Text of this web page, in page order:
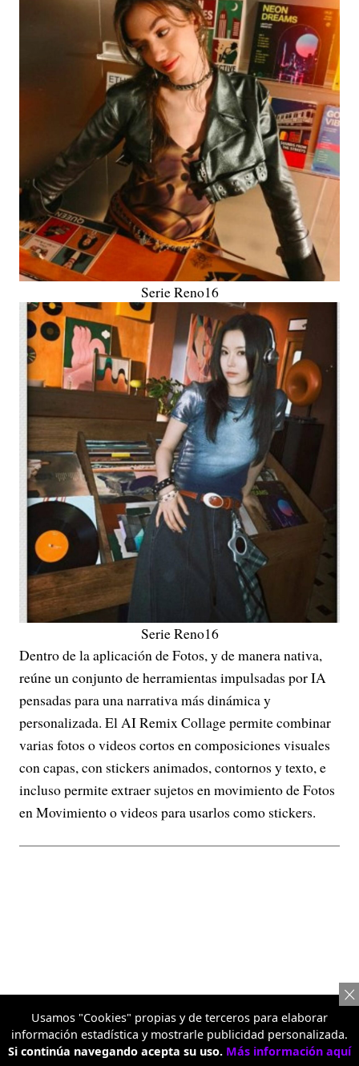
Serie Reno16
Serie Reno16
Dentro de la aplicación de Fotos, y de manera nativa,
reúne un conjunto de herramientas impulsadas por IA
pensadas para una narrativa más dinámica y
personalizada. El AI Remix Collage permite combinar
varias fotos o videos cortos en composiciones visuales
con capas, con stickers animados, contornos y texto, e
incluso permite extraer sujetos en movimiento de Fotos
en Movimiento o videos para usarlos como stickers.
Usamos "Cookies" propias y de terceros para elaborar
información estadística y mostrarle publicidad personalizada.
Si continúa navegando acepta su uso. Más información aquí